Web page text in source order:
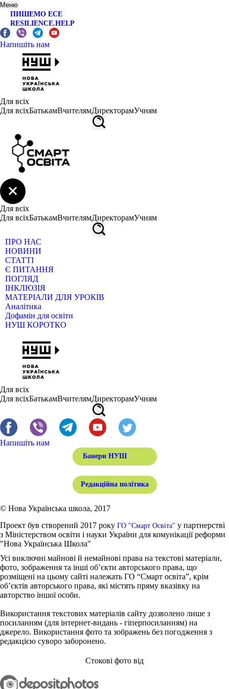
Меню
ПИШЕМО ЕСЕ
RESILIENCE.HELP
Напишіть нам
Для всіх
Для всіхБатькамВчителямДиректорамУчням
Для всіх
Для всіхБатькамВчителямДиректорамУчням
ПРО НАС
НОВИНИ
СТАТТІ
Є ПИТАННЯ
ПОГЛЯД
ІНКЛЮЗІЯ
МАТЕРІАЛИ ДЛЯ УРОКІВ
Аналітика
Дофамін для освіти
НУШ КОРОТКО
Для всіх
Для всіхБатькамВчителямДиректорамУчням
Напишіть нам
Банери НУШ
Редакційна політика
© Нова Українська школа, 2017
Проект був створений 2017 року ГО "Смарт Освіта" у партнерстві
з Міністерством освіти і науки України для комунікації реформи
"Нова Українська Школа"
Усі виключні майнові й немайнові права на текстові матеріали,
фото, зображення та інші об’єкти авторського права, що
розміщені на цьому сайті належать ГО “Смарт освіта”, крім
об’єктів авторського права, які містять пряму вказівку на
авторство іншої особи.
Використання текстових матеріалів сайту дозволено лише з
посиланням (для інтернет-видань - гіперпосиланням) на
джерело. Використання фото та зображень без погодження з
редакцією суворо заборонено.
Стокові фото від